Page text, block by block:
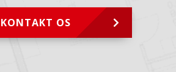
KONTAKT OS